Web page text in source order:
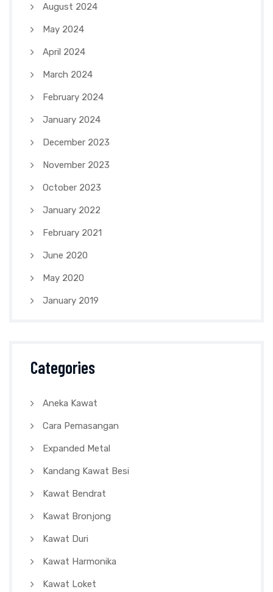
August 2024
May 2024
April 2024
March 2024
February 2024
January 2024
December 2023
November 2023
October 2023
January 2022
February 2021
June 2020
May 2020
January 2019
Categories
Aneka Kawat
Cara Pemasangan
Expanded Metal
Kandang Kawat Besi
Kawat Bendrat
Kawat Bronjong
Kawat Duri
Kawat Harmonika
Kawat Loket